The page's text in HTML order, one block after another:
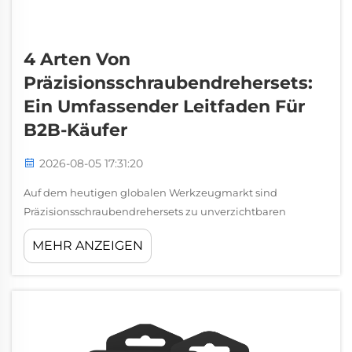
4 Arten Von
Präzisionsschraubendrehersets:
Ein Umfassender Leitfaden Für
B2B-Käufer
2026-08-05 17:31:20
Auf dem heutigen globalen Werkzeugmarkt sind
Präzisionsschraubendrehersets zu unverzichtbaren
Produkten für die Elektronikreparatur, die industrielle
Wartung, professionelle Techniker und Einzelhandels-
MEHR ANZEIGEN